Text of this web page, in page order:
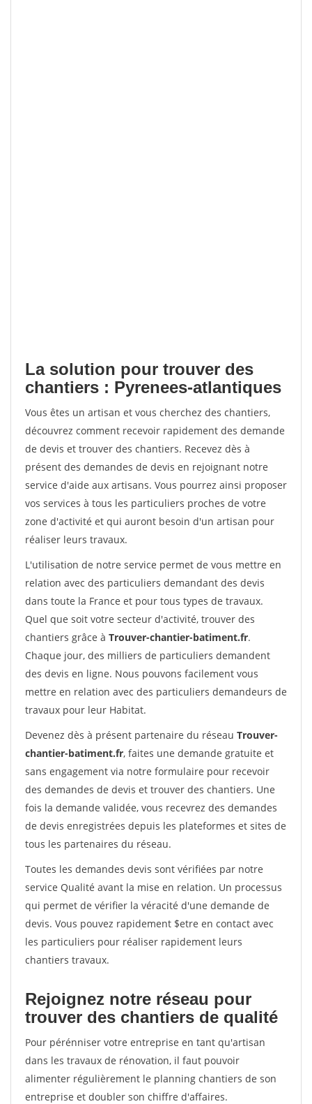
La solution pour trouver des
chantiers : Pyrenees-atlantiques
Vous êtes un artisan et vous cherchez des chantiers,
découvrez comment recevoir rapidement des demande
de devis et trouver des chantiers. Recevez dès à
présent des demandes de devis en rejoignant notre
service d'aide aux artisans. Vous pourrez ainsi proposer
vos services à tous les particuliers proches de votre
zone d'activité et qui auront besoin d'un artisan pour
réaliser leurs travaux.
L'utilisation de notre service permet de vous mettre en
relation avec des particuliers demandant des devis
dans toute la France et pour tous types de travaux.
Quel que soit votre secteur d'activité, trouver des
chantiers grâce à Trouver-chantier-batiment.fr.
Chaque jour, des milliers de particuliers demandent
des devis en ligne. Nous pouvons facilement vous
mettre en relation avec des particuliers demandeurs de
travaux pour leur Habitat.
Devenez dès à présent partenaire du réseau Trouver-
chantier-batiment.fr, faites une demande gratuite et
sans engagement via notre formulaire pour recevoir
des demandes de devis et trouver des chantiers. Une
fois la demande validée, vous recevrez des demandes
de devis enregistrées depuis les plateformes et sites de
tous les partenaires du réseau.
Toutes les demandes devis sont vérifiées par notre
service Qualité avant la mise en relation. Un processus
qui permet de vérifier la véracité d'une demande de
devis. Vous pouvez rapidement $etre en contact avec
les particuliers pour réaliser rapidement leurs
chantiers travaux.
Rejoignez notre réseau pour
trouver des chantiers de qualité
Pour pérénniser votre entreprise en tant qu'artisan
dans les travaux de rénovation, il faut pouvoir
alimenter régulièrement le planning chantiers de son
entreprise et doubler son chiffre d'affaires.